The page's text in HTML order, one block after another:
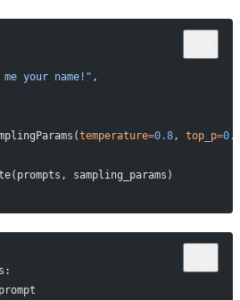
me your name!"
,
temperature=0.8, top_p=
sampling_params)